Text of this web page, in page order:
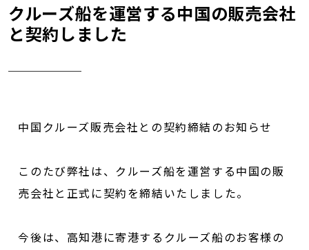
クルーズ船を運営する中国の販売会社
と契約しました
中国クルーズ販売会社との契約締結のお知らせ
このたび弊社は、クルーズ船を運営する中国の販
売会社と正式に契約を締結いたしました。
今後は、高知港に寄港するクルーズ船のお客様の